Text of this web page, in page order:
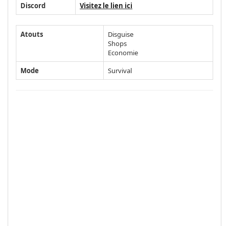
Discord
Visitez le lien ici
Atouts
Disguise
Shops
Economie
Mode
Survival